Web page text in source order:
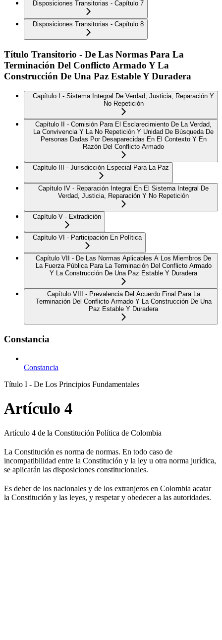
Disposiciones Transitorias - Capítulo 7
Disposiciones Transitorias - Capítulo 8
Título Transitorio - De Las Normas Para La
Terminación Del Conflicto Armado Y La
Construcción De Una Paz Estable Y Duradera
Capítulo I - Sistema Integral De Verdad, Justicia, Reparación Y
No Repetición
Capítulo II - Comisión Para El Esclarecimiento De La Verdad,
La Convivencia Y La No Repetición Y Unidad De Búsqueda De
Personas Dadas Por Desaparecidas En El Contexto Y En
Razón Del Conflicto Armado
Capítulo III - Jurisdicción Especial Para La Paz
Capítulo IV - Reparación Integral En El Sistema Integral De
Verdad, Justicia, Reparación Y No Repetición
Capítulo V - Extradición
Capítulo VI - Participación En Política
Capítulo VII - De Las Normas Aplicables A Los Miembros De
La Fuerza Pública Para La Terminación Del Conflicto Armado
Y La Construcción De Una Paz Estable Y Duradera
Capítulo VIII - Prevalencia Del Acuerdo Final Para La
Terminación Del Conflicto Armado Y La Construcción De Una
Paz Estable Y Duradera
Constancia
Constancia
Título I - De Los Principios Fundamentales
Artículo 4
Artículo 4 de la Constitución Política de Colombia
La Constitución es norma de normas. En todo caso de
incompatibilidad entre la Constitución y la ley u otra norma jurídica,
se aplicarán las disposiciones constitucionales.
Es deber de los nacionales y de los extranjeros en Colombia acatar
la Constitución y las leyes, y respetar y obedecer a las autoridades.